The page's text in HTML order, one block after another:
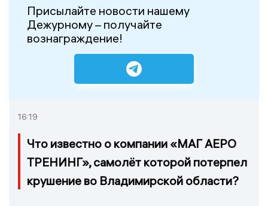
Присылайте новости нашему
Дежурному – получайте
вознаграждение!
16:19
Что известно о компании «МАГ АЕРО
ТРЕНИНГ», самолёт которой потерпел
крушение во Владимирской области?